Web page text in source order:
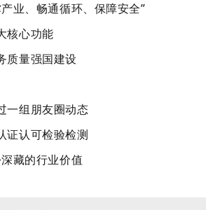
业、畅通循环、保障安全”
核心功能
质量强国建设
一组朋友圈动态
证认可检验检测
藏的行业价值